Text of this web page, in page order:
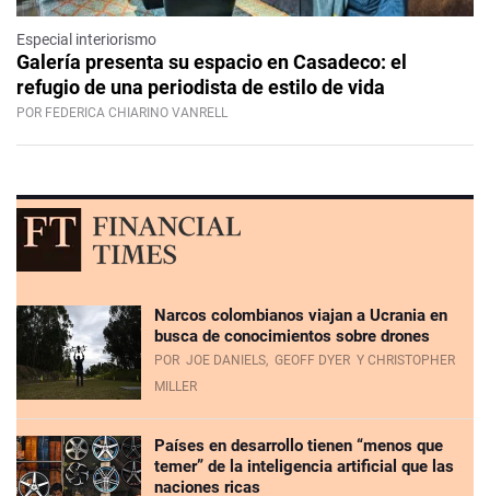
Especial interiorismo
Galería presenta su espacio en Casadeco: el
refugio de una periodista de estilo de vida
POR FEDERICA CHIARINO VANRELL
Narcos colombianos viajan a Ucrania en
busca de conocimientos sobre drones
POR JOE DANIELS, GEOFF DYER Y CHRISTOPHER
MILLER
Países en desarrollo tienen “menos que
temer” de la inteligencia artificial que las
naciones ricas